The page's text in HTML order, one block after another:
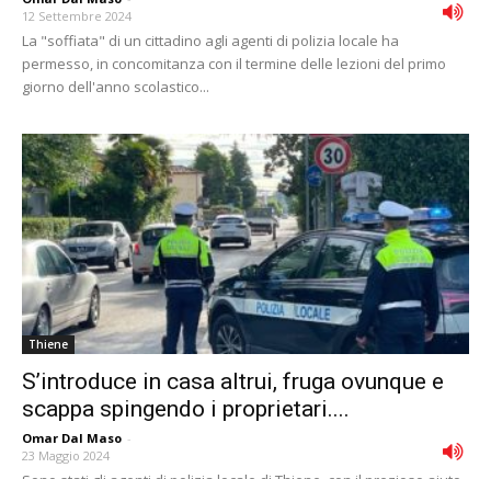
12 Settembre 2024
La "soffiata" di un cittadino agli agenti di polizia locale ha
permesso, in concomitanza con il termine delle lezioni del primo
giorno dell'anno scolastico...
Thiene
S’introduce in casa altrui, fruga ovunque e
scappa spingendo i proprietari....
Omar Dal Maso -
23 Maggio 2024